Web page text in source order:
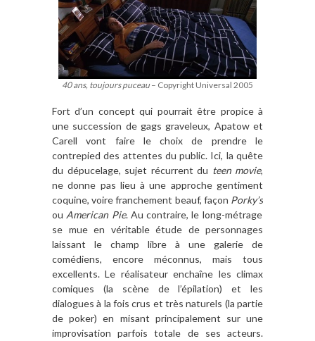
40 ans, toujours puceau– Copyright Universal 2005
Fort d’un concept qui pourraitêtre propice à
une succession de gags graveleux, Apatow et
Carell vont faire le choix de prendre le
contrepied des attentes du public. Ici, la quête
du dépucelage, sujet récurrent du teen movie,
ne donne pas lieuàune approche gentiment
coquine, voire franchement beauf, façon Porky’s
ou American Pie. Au contraire, le long-métrage
se mue en véritable étude de personnages
laissant le champ libre à une galerie de
comédiens, encore méconnus, mais tous
excellents. Le réalisateur enchaîne les climax
comiques (la scène de l’épilation) et les
dialoguesà la fois crus et très naturels (la partie
de poker) en misant principalement sur une
improvisation parfois totale de ses acteurs.